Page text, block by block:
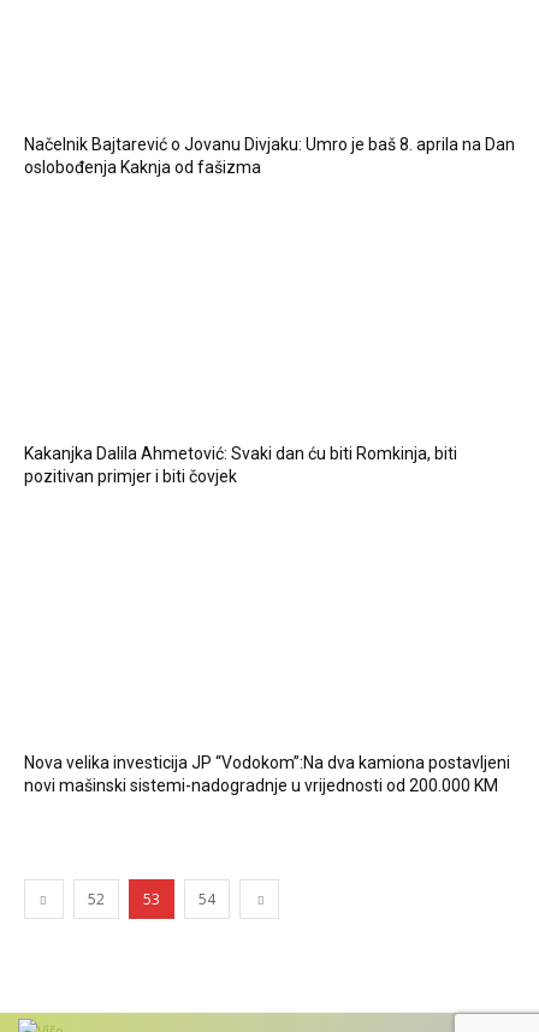
Načelnik Bajtarević o Jovanu Divjaku: Umro je baš 8. aprila na Dan
oslobođenja Kaknja od fašizma
Kakanjka Dalila Ahmetović: Svaki dan ću biti Romkinja, biti
pozitivan primjer i biti čovjek
Nova velika investicija JP “Vodokom”:Na dva kamiona postavljeni
novi mašinski sistemi-nadogradnje u vrijednosti od 200.000 KM
52 53 54